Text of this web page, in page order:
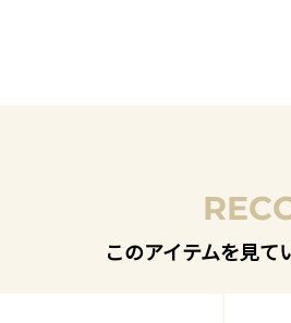
このアイテムを見て